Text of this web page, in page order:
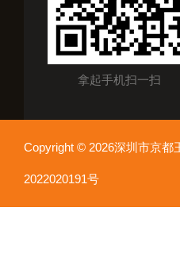
拿起手机扫一扫
Copyright © 2026深圳市京
2022020191号